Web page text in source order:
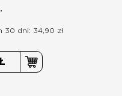
30 dni: 34,90 zł